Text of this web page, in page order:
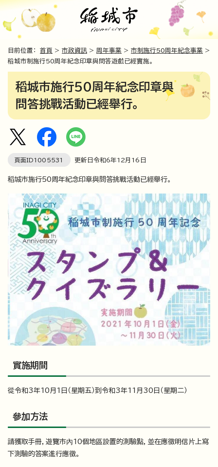
目前位置： 首頁 > 市政資訊 > 周年事業 > 市制施行50周年紀念事業 >
稻城市制施行50周年紀念印章與問答遊戲已經實施。
稻城市施行50周年紀念印章與
問答挑戰活動已經舉行。
頁面ID1005531 更新日令和6年12月 16 日
稻城市施行50周年紀念印章與問答挑戰活動已經舉行。
實施期間
從令和3年10月1日（星期五）到令和3年11月30日（星期二）
參加方法
請獲取手冊，遊覽市內10個地區設置的測驗點，並在應徵明信片上寫
下測驗的答案進行應徵。